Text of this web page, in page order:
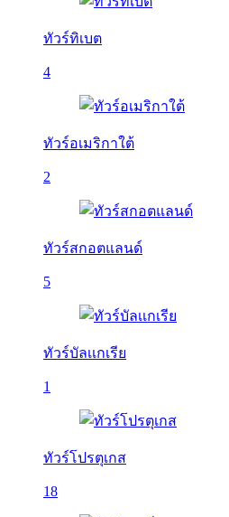
ทัวร์ทิเบต
4
ทัวร์อเมริกาใต้
2
ทัวร์สกอตแลนด์
5
ทัวร์บัลเเกเรีย
1
ทัวร์โปรตุเกส
18